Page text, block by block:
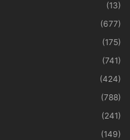
(13)
(677)
(175)
(741)
(424)
(788)
(241)
(149)